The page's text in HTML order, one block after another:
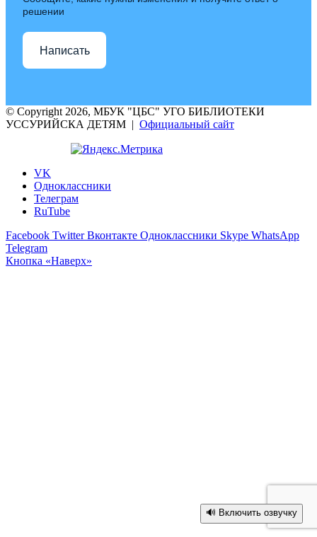
решении
Написать
© Copyright 2026, МБУК "ЦБС" УГО БИБЛИОТЕКИ
УССУРИЙСКА ДЕТЯМ | Официальный сайт
VK
Одноклассники
Телеграм
RuTube
Facebook Twitter Вконтакте Одноклассники Skype WhatsApp
Telegram
Кнопка «Наверх»
🔊 Включить озвучку